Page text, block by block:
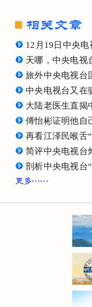
12月19日中央
天哪，中央电视
旅外中央电视台
中央电视台又在
大陆老医生直揭
傅怡彬证明他自
再看江泽民喉舌
简评中央电视台
剖析中央电视台